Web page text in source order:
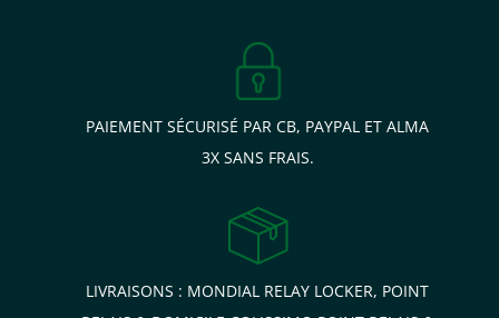
PAIEMENT SÉCURISÉ PAR CB, PAYPAL ET ALMA
3X SANS FRAIS.
LIVRAISONS : MONDIAL RELAY LOCKER, POINT